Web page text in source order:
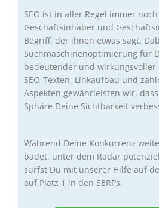
SEO ist in aller Regel immer
Geschäftsinhaber und
Begriff, der ihnen etwas sagt.
Suchmaschinenoptimierung für
bedeutender und
SEO-Texten, Linkaufbau und
Aspekten gewährleisten wir,
Sphäre Deine Sichtbarkeit
Während Deine Konkurrenz
badet, unter dem Radar
surfst Du mit unserer Hilfe auf
auf Platz 1 in den SERPs.